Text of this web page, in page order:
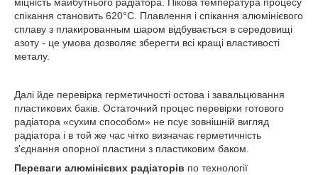
спікання становить 620°С. Плавлення і спікання алюмінієвого
сплаву з плакированным шаром відбувається в середовищі
азоту - це умова дозволяє зберегти всі кращі властивості
металу.
Далі йде перевірка герметичності остова і завальцювання
пластикових баків. Остаточний процес перевірки готового
радіатора «сухим способом» не псує зовнішній вигляд
радіатора і в той же час чітко визначає герметичність
з'єднання опорної пластини з пластиковим баком.
Переваги алюмінієвих радіаторів по технології